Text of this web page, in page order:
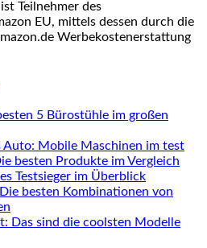
Teilnehmer des
EU, mittels dessen durch die
Werbekostenerstattung
5 Bürostühle im großen
Auto: Mobile Maschinen im test
besten Produkte im Vergleich
Testsieger im Überblick
besten Kombinationen von
Das sind die coolsten Modelle